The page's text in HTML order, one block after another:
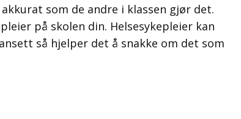
som de andre i klassen gjør det.
på skolen din. Helsesykepleier kan
så hjelper det å snakke om det som